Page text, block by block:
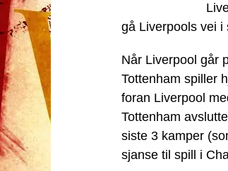
gå Liverpools vei i
Når Liverpool går
Tottenham spiller
foran Liverpool
Tottenham
siste 3 kamper
sjanse til spill i